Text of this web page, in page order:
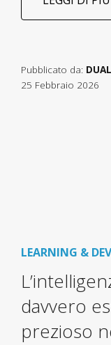
Pubblicato da: DUAL
25 Febbraio 2026
LEARNING &
davvero
prezioso